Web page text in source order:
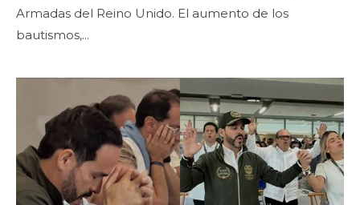
Armadas del Reino Unido. El aumento de los
bautismos,...